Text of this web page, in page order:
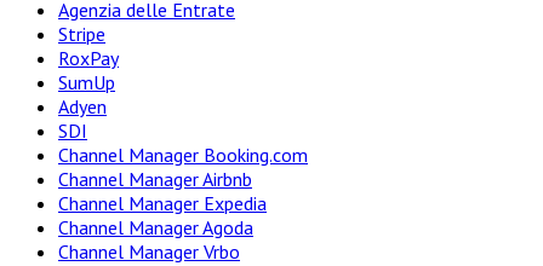
Agenzia delle Entrate
Stripe
RoxPay
SumUp
Adyen
SDI
Channel Manager Booking.com
Channel Manager Airbnb
Channel Manager Expedia
Channel Manager Agoda
Channel Manager Vrbo